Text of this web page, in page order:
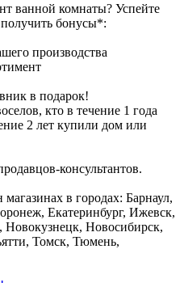
ванной комнаты? Успейте
бонусы*:
производства
в подарок!
кто в течение 1 года
2 лет купили дом или
консультантов.
в городах: Барнаул,
Екатеринбург, Ижевск,
Новосибирск,
Томск, Тюмень,